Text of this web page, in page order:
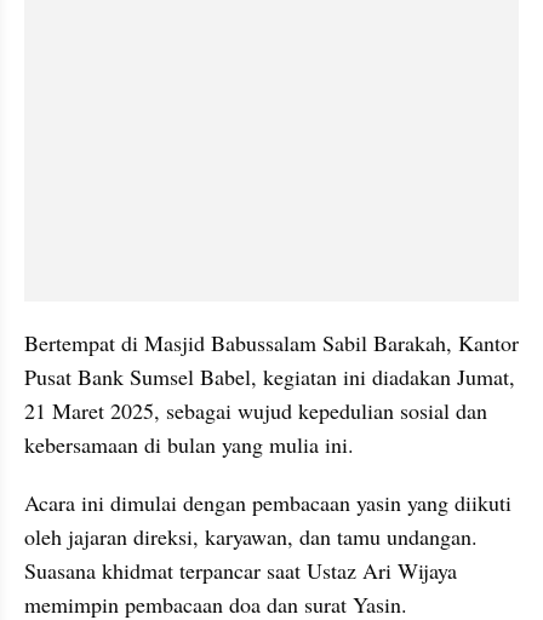
Bertempat di Masjid Babussalam Sabil Barakah, Kantor
Pusat Bank Sumsel Babel, kegiatan ini diadakan Jumat,
21 Maret 2025, sebagai wujud kepedulian sosial dan
kebersamaan di bulan yang mulia ini.
Acara ini dimulai dengan pembacaan yasin yang diikuti
oleh jajaran direksi, karyawan, dan tamu undangan.
Suasana khidmat terpancar saat Ustaz Ari Wijaya
memimpin pembacaan doa dan surat Yasin.